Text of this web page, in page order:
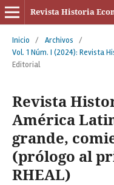
Revista Historia
Inicio / Archivos
/
Vol. 1 Núm. I (2024): Revista
Editorial
Revista
América
grande,
(prólogo al
RHEAL)